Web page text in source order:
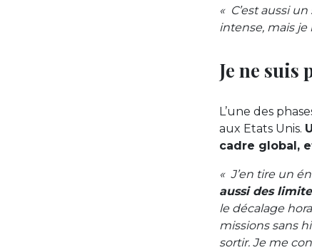
« C’est aussi
intense, mais je
Je ne suis
L’une des
aux Etats Unis.
cadre global,
« J’en tire un
aussi des
le décalage
missions sans
sortir. Je me